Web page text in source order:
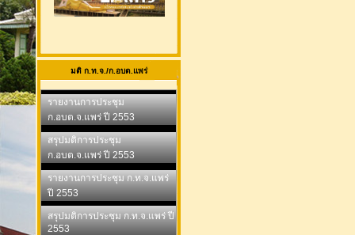
มติ ก.ท.จ./ก.อบต.แพร่
รายงานการประชุม
ก.อบต.จ.แพร่ ปี 2553
สรุปมติการประชุม
ก.อบต.จ.แพร่ ปี 2553
รายงานการประชุม ก.ท.จ.แพร่
ปี 2553
สรุปมติการประชุม ก.ท.จ.แพร่ ปี
2553